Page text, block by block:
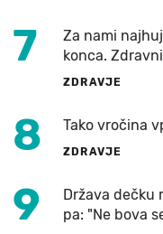
7
Za nami
konca.
ZDRAVJE
8 Tako vročina
ZDRAVJE
9
Država dečku
pa: "Ne bova